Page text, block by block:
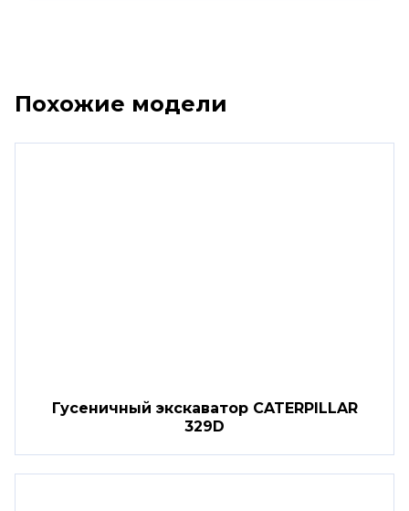
Похожие модели
Гусеничный экскаватор CATERPILLAR
329D